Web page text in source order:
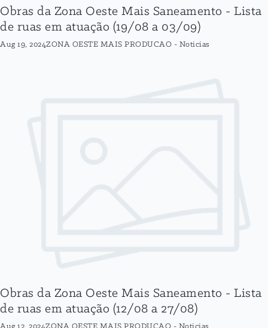
Obras da Zona Oeste Mais Saneamento - Lista
de ruas em atuação (19/08 a 03/09)
Aug 19, 2024ZONA OESTE MAIS PRODUCAO - Noticias
Obras da Zona Oeste Mais Saneamento - Lista
de ruas em atuação (12/08 a 27/08)